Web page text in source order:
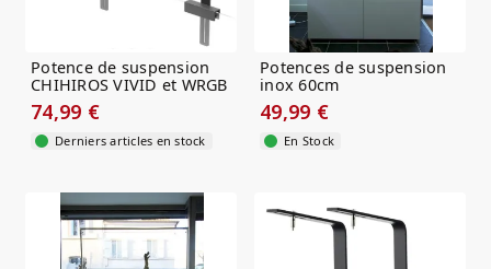
Potence de suspension
CHIHIROS VIVID et WRGB
Lot de 2
74,99 €
Derniers articles en stock
Potences de suspension
inox 60cm
49,99 €
En Stock